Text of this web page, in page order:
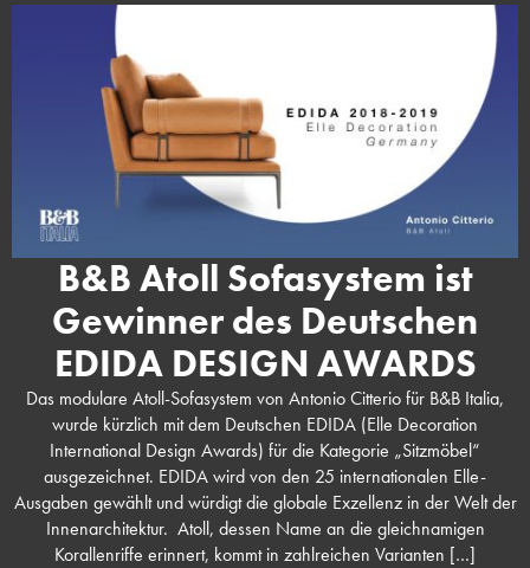
B&B Atoll Sofasystem ist
Gewinner des Deutschen
EDIDA DESIGN AWARDS
Das modulare Atoll-Sofasystem von Antonio Citterio für B&B Italia,
wurde kürzlich mit dem Deutschen EDIDA (Elle Decoration
International Design Awards) für die Kategorie „Sitzmöbel“
ausgezeichnet. EDIDA wird von den 25 internationalen Elle-
Ausgaben gewählt und würdigt die globale Exzellenz in der Welt der
Innenarchitektur. Atoll, dessen Name an die gleichnamigen
Korallenriffe erinnert, kommt in zahlreichen Varianten […]